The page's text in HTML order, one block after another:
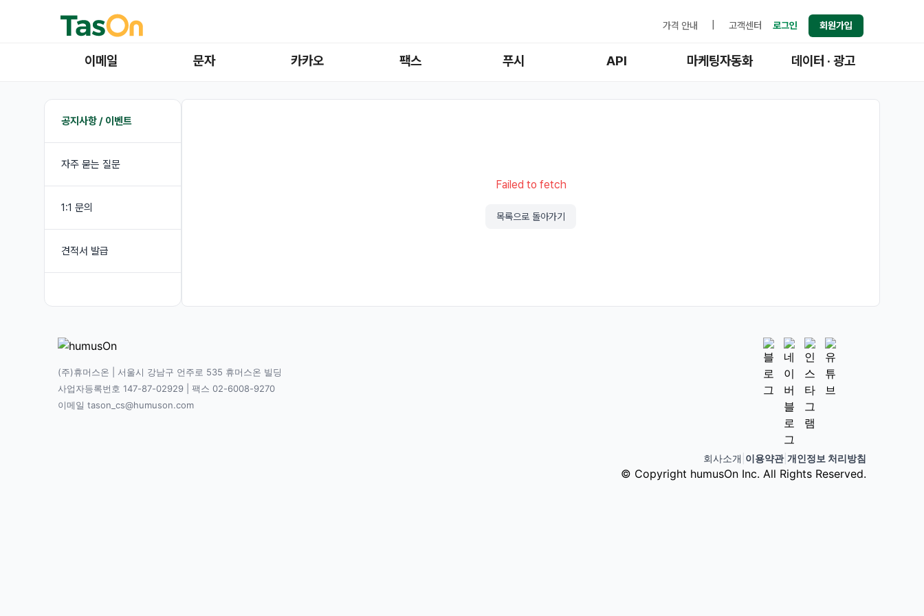
가격 안내 고객센터 로그인 회원가입
이메일 문자 카카오 팩스 푸시 API 마케팅자동화 데이터 · 광고
공지사항 / 이벤트
자주 묻는 질문
1:1 문의
견적서 발급
Failed to fetch
목록으로 돌아가기
(주)휴머스온 | 서울시 강남구 언주로 535 휴머스온 빌딩
사업자등록번호 147-87-02929 | 팩스 02-6008-9270
이메일 tason_cs@humuson.com
회사소개 이용약관| 개인정보 처리방침
© Copyright humusOn Inc. All Rights Reserved.